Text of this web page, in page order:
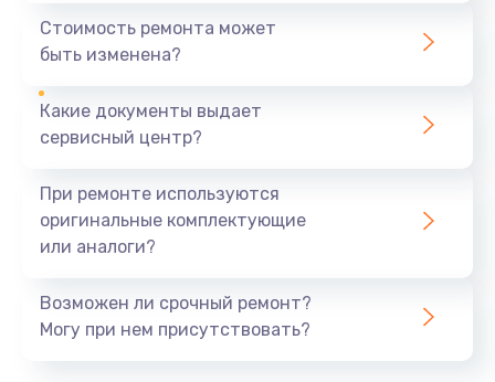
1440 руб.
Ремонт южного моста
Замена батарейки BIOS
Заказать
Стоимость ремонта может
быть изменена?
Какие документы выдает
сервисный центр?
При ремонте используются
оригинальные комплектующие
или аналоги?
Возможен ли срочный ремонт?
Могу при нем присутствовать?